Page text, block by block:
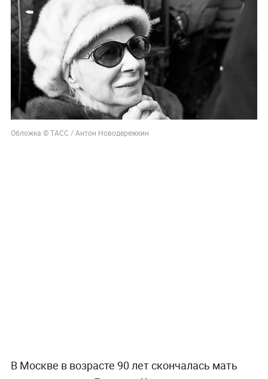
Обложка © ТАСС / Антон Новодережкин
В Москве в возрасте 90 лет скончалась мать